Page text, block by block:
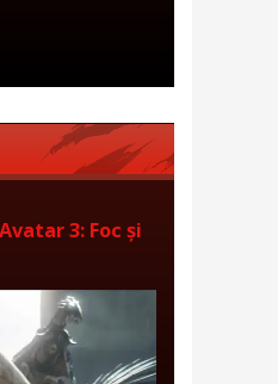
3: Foc și